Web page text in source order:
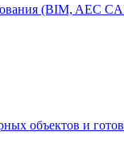
(BIM, AEC
объектов и